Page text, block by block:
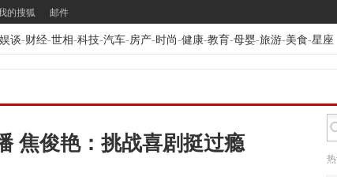
的搜狐 邮件
娱谈-财经-世相-科技-汽车-房产-时尚-健康-教育-母婴-旅游-美食-星座
焦俊艳：挑战喜剧挺过瘾
热